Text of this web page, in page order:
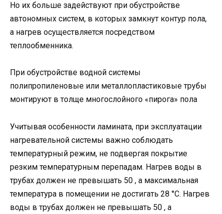
Но их больше задействуют при обустройстве
автономных систем, в которых замкнут контур пола,
а нагрев осуществляется посредством
теплообменника.
При обустройстве водной системы
полипропиленовые или металлопластиковые трубы
монтируют в толще многослойного «пирога» пола
Учитывая особенности ламината, при эксплуатации
нагревательной системы важно соблюдать
температурный режим, не подвергая покрытие
резким температурным перепадам. Нагрев воды в
трубах должен не превышать 50 , а максимальная
температура в помещении не достигать 28 °С. Нагрев
воды в трубах должен не превышать 50 , а